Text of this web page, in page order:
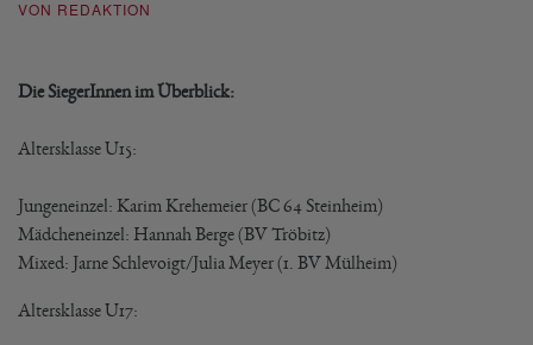
VON REDAKTION
Die SiegerInnen im Überblick:
Altersklasse U15:
Jungeneinzel: Karim Krehemeier (BC 64 Steinheim)
Mädcheneinzel: Hannah Berge (BV Tröbitz)
Mixed: Jarne Schlevoigt/Julia Meyer (1. BV Mülheim)
Altersklasse U17: